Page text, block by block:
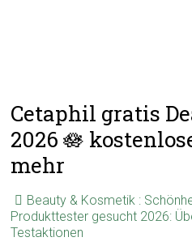
Cetaphil gratis
2026 🪷
mehr
Beauty & Kosmetik :
Produkttester gesucht 2026:
Testaktionen